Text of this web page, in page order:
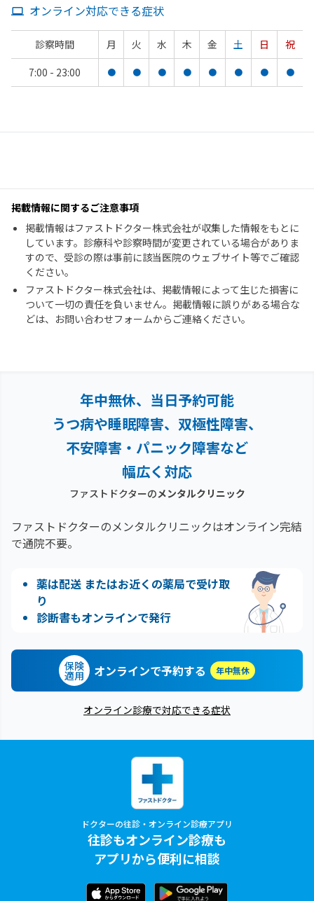
オンライン対応できる症状
診察時間 月 火 水 木 金 土 日
祝
7:00 - 23:00
● ● ● ● ● ● ● ●
掲載情報に関するご注意事項
掲載情報はファストドクター株式会社が収集した情報をもとに
しています。診療科や診察時間が変更されている場合がありま
すので、受診の際は事前に該当医院のウェブサイト等でご確認
ください。
ファストドクター株式会社は、掲載情報によって生じた損害に
ついて一切の責任を負いません。掲載情報に誤りがある場合な
どは、お問い合わせフォームからご連絡ください。
年中無休、当日予約可能
うつ病や睡眠障害、双極性障害、
不安障害・パニック障害など
幅広く対応
ファストドクターのメンタルクリニック
ファストドクターのメンタルクリニックはオンライン完結
で通院不要。
薬は配送 またはお近くの薬局で受け取
り
診断書もオンラインで発行
保険
適用 オンラインで予約する 年中無休
オンライン診療で対応できる症状
ドクターの往診・オンライン診療アプリ
往診もオンライン診療も
アプリから便利に相談